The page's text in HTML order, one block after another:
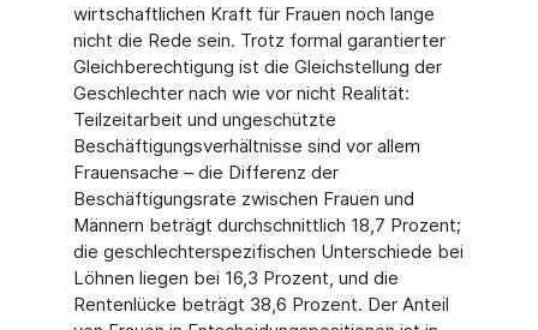
wirtschaftlichen Kraft für Frauen noch lange
nicht die Rede sein. Trotz formal garantierter
Gleichberechti­gung ist die Gleichstellung der
Geschlechter nach wie vor nicht Realität:
Teilzeitarbeit und ungeschützte
Beschäftigungsverhältnisse sind vor allem
Frauensache – die Differenz der
Beschäftigungsrate zwischen Frauen und
Männern beträgt durchschnittlich 18,7 Prozent;
die ge­schlechterspezifischen Unterschiede bei
Löhnen liegen bei 16,3 Prozent, und die
Rentenlücke be­trägt 38,6 Prozent. Der Anteil